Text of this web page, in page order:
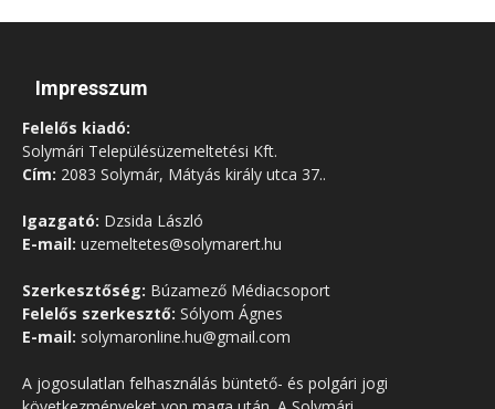
Impresszum
Felelős kiadó:
Solymári Településüzemeltetési Kft.
Cím: 2083 Solymár, Mátyás király utca 37..
Igazgató: Dzsida László
E-mail: uzemeltetes@solymarert.hu
Szerkesztőség: Búzamező Médiacsoport
Felelős szerkesztő: Sólyom Ágnes
E-mail: solymaronline.hu@gmail.com
A jogosulatlan felhasználás büntető- és polgári jogi